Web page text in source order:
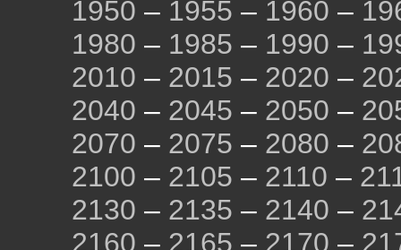
1950 – 1955 – 1960 –
1980 – 1985 – 1990 –
2010 – 2015 – 2020 –
2040 – 2045 – 2050 –
2070 – 2075 – 2080 –
2100 – 2105 – 2110 –
2130 – 2135 – 2140 –
2160 – 2165 – 2170 –